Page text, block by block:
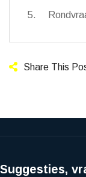
5.
Share This
Suggesties,